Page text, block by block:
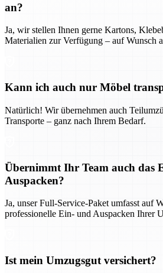
an?
Ja, wir stellen Ihnen gerne Kartons,
Materialien zur Verfügung – auf Wunsch
Kann ich auch nur Möbel
Natürlich! Wir übernehmen auch
Transporte – ganz nach Ihrem Bedarf.
Übernimmt Ihr Team auch das
Auspacken?
Ja, unser Full-Service-Paket umfasst auf
professionelle Ein- und Auspacken Ihrer
Ist mein Umzugsgut versichert?